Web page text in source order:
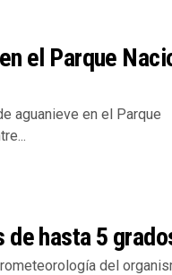
el Parque
aguanieve en el Parque
hasta 5
del